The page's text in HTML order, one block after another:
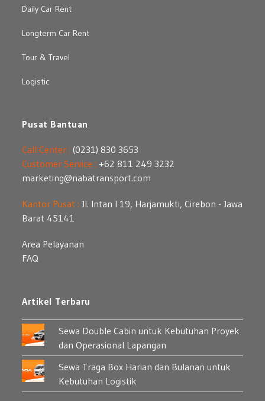
Daily Car Rent
Longterm Car Rent
Tour & Travel
Logistic
Pusat Bantuan
Call Center : (0231) 830 3653
Customer Service : +62 811 249 3232
marketing@nabatransport.com
Kantor Pusat : Jl. Intan I 19, Harjamukti, Cirebon - Jawa
Barat 45141
Area Pelayanan
FAQ
Artikel Terbaru
Sewa Double Cabin untuk Kebutuhan Proyek
dan Operasional Lapangan
Sewa Traga Box Harian dan Bulanan untuk
Kebutuhan Logistik